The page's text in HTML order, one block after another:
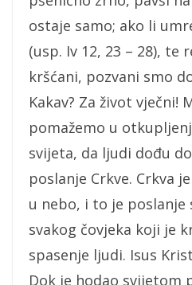
ostaje samo; ako li
(usp. Iv 12, 23 – 28), te
kršćani, pozvani smo
Kakav? Za život vječni!
pomažemo u
svijeta, da ljudi dođu
poslanje Crkve. Crkva
u nebo, i to je poslanje
svakog čovjeka koji je
spasenje ljudi. Isus
Dok je hodao svijetom